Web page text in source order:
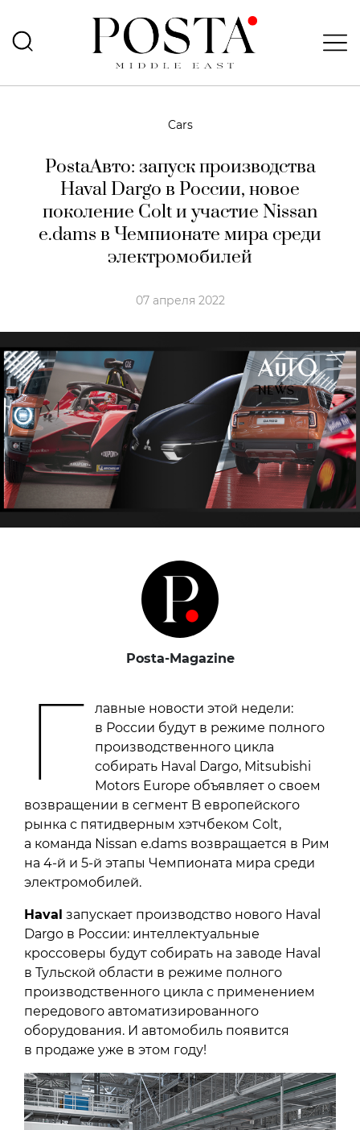
Cars
PostaАвто: запуск производства
Haval Dargo в России, новое
поколение Colt и участие Nissan
e.dams в Чемпионате мира среди
электромобилей
07 апреля 2022
Posta-Magazine
Г
лавные новости этой недели:
в России будут в режиме полного
производственного цикла
собирать Haval Dargo, Mitsubishi
Motors Europe объявляет о своем
возвращении в сегмент B европейского
рынка с пятидверным хэтчбеком Colt,
а команда Nissan e.dams возвращается в Рим
на 4-й и 5-й этапы Чемпионата мира среди
электромобилей.
Haval запускает производство нового Haval
Dargo в России: интеллектуальные
кроссоверы будут собирать на заводе Haval
в Тульской области в режиме полного
производственного цикла с применением
передового автоматизированного
оборудования. И автомобиль появится
в продаже уже в этом году!